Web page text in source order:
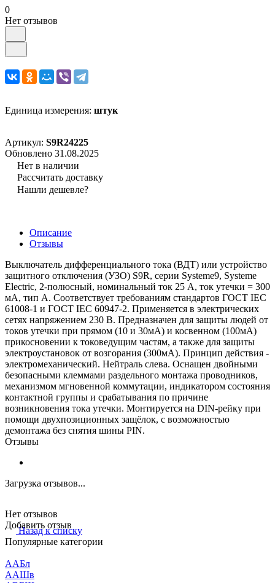
0
Нет отзывов
Единица измерения: штук
Артикул: S9R24225
Обновлено 31.08.2025
Нет в наличии
Рассчитать доставку
Нашли дешевле?
Описание
Отзывы
Выключатель дифференциального тока (ВДТ) или устройство
защитного отключения (УЗО) S9R, серии Systeme9, Systeme
Electric, 2-полюсный, номинальный ток 25 А, ток утечки = 300
мА, тип A. Соответствует требованиям стандартов ГОСТ IEC
61008-1 и ГОСТ IEC 60947-2. Применяется в электрических
сетях напряжением 230 В. Предназначен для защиты людей от
токов утечки при прямом (10 и 30мА) и косвенном (100мА)
прикосновении к токоведущим частям, а также для защиты
электроустановок от возгорания (300мА). Принцип действия -
электромеханический. Нейтраль слева. Оснащен двойными
безопасными клеммами раздельного монтажа проводников,
механизмом мгновенной коммутации, индикатором состояния
контактной группы и срабатывания по причине
возникновения тока утечки. Монтируется на DIN-рейку при
помощи двухпозиционных защёлок, с возможностью
демонтажа без снятия шины PIN.
Отзывы
Загрузка отзывов...
Нет отзывов
Добавить отзыв
Назад к списку
Популярные категории
ААБл
ААШв